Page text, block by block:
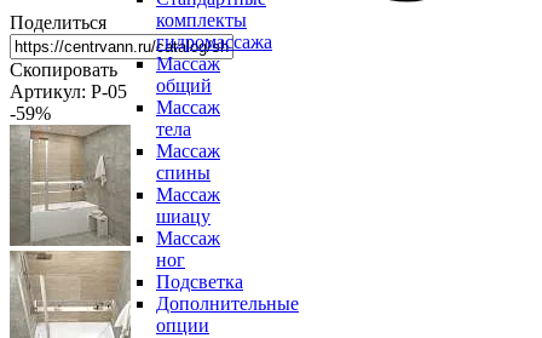
комплекты
гидромассажа
Массаж
общий
Массаж
тела
Массаж
спины
Массаж
шиацу
Массаж
ног
Подсветка
Дополнительные
опции
Поделиться
Скопировать
Артикул: P-05
-59%